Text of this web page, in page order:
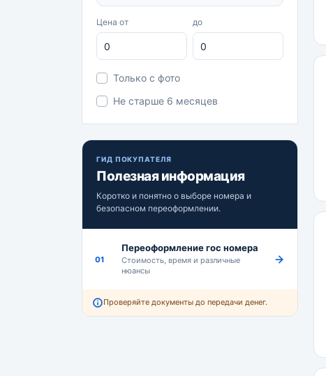
Цена от до
Только с фото
Не старше 6 месяцев
ГИД ПОКУПАТЕЛЯ
Полезная информация
Коротко и понятно о выборе номера и
безопасном переоформлении.
01
Переоформление гос номера
Стоимость, время и различные
нюансы
Проверяйте документы до передачи денег.